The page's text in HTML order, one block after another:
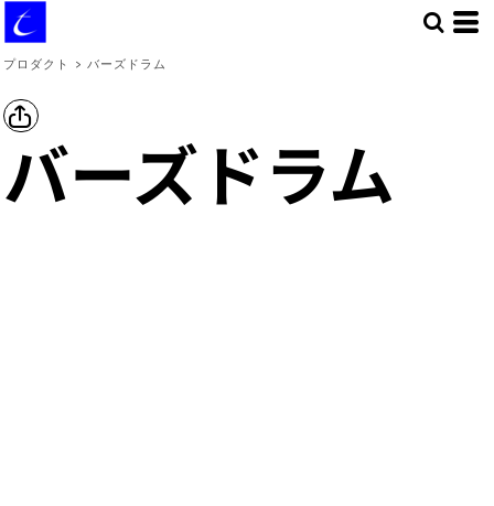
プロダクト > バーズドラム
バーズドラム